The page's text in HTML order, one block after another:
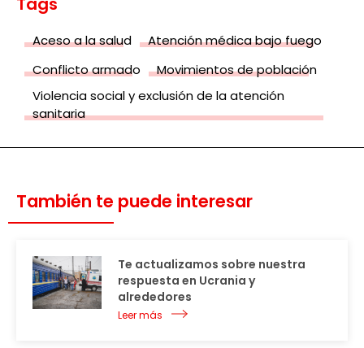
Aceso a la salud
Atención médica bajo fuego
Conflicto armado
Movimientos de población
Violencia social y exclusión de la atención
sanitaria
También te puede interesar
Te actualizamos sobre nuestra
respuesta en Ucrania y
alrededores
Leer más